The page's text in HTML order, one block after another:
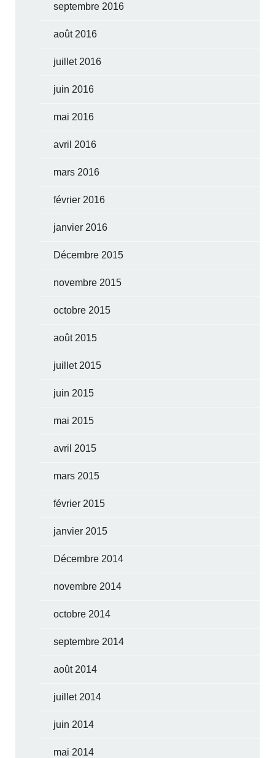
septembre 2016
août 2016
juillet 2016
juin 2016
mai 2016
avril 2016
mars 2016
février 2016
janvier 2016
Décembre 2015
novembre 2015
octobre 2015
août 2015
juillet 2015
juin 2015
mai 2015
avril 2015
mars 2015
février 2015
janvier 2015
Décembre 2014
novembre 2014
octobre 2014
septembre 2014
août 2014
juillet 2014
juin 2014
mai 2014